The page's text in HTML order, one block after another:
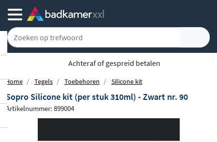
Achteraf of gespreid betalen
Home Tegels Toebehoren Silicone kit
Sopro Silicone kit (per stuk 310ml) - Zwart nr. 90
Artikelnummer: 899004